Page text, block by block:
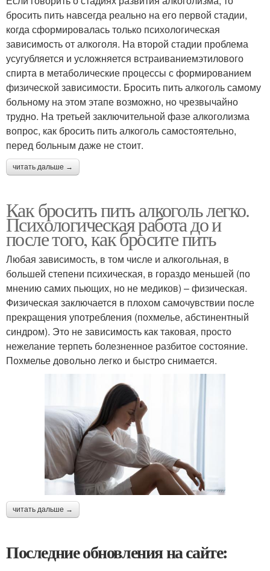
бросить пить навсегда реально на его первой стадии,
когда сформировалась только психологическая
зависимость от алкоголя. На второй стадии проблема
усугубляется и усложняется встраиваниемэтилового
спирта в метаболические процессы с формированием
физической зависимости. Бросить пить алкоголь самому
больному на этом этапе возможно, но чрезвычайно
трудно. На третьей заключительной фазе алкоголизма
вопрос, как бросить пить алкоголь самостоятельно,
перед больным даже не стоит.
читать дальше →
Как бросить пить алкоголь легко.
Психологическая работа до и
после того, как бросите пить
Любая зависимость, в том числе и алкогольная, в
большей степени психическая, в гораздо меньшей (по
мнению самих пьющих, но не медиков) – физическая.
Физическая заключается в плохом самочувствии после
прекращения употребления (похмелье, абстинентный
синдром). Это не зависимость как таковая, просто
нежелание терпеть болезненное разбитое состояние.
Похмелье довольно легко и быстро снимается.
читать дальше →
Последние обновления на сайте: